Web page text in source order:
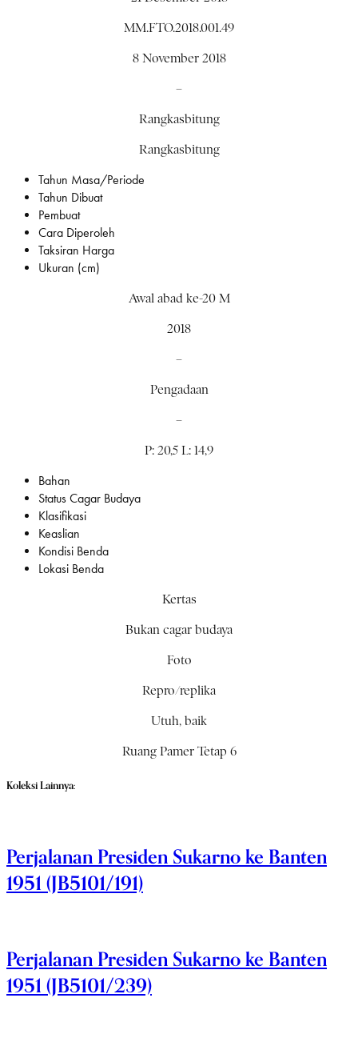
MM.FTO.2018.001.49
8 November 2018
–
Rangkasbitung
Rangkasbitung
Tahun Masa/Periode
Tahun Dibuat
Pembuat
Cara Diperoleh
Taksiran Harga
Ukuran (cm)
Awal abad ke-20 M
2018
–
Pengadaan
–
P: 20,5 L: 14,9
Bahan
Status Cagar Budaya
Klasifikasi
Keaslian
Kondisi Benda
Lokasi Benda
Kertas
Bukan cagar budaya
Foto
Repro/replika
Utuh, baik
Ruang Pamer Tetap 6
Koleksi Lainnya:
Perjalanan Presiden Sukarno ke Banten
1951 (JB5101/191)
Perjalanan Presiden Sukarno ke Banten
1951 (JB5101/239)